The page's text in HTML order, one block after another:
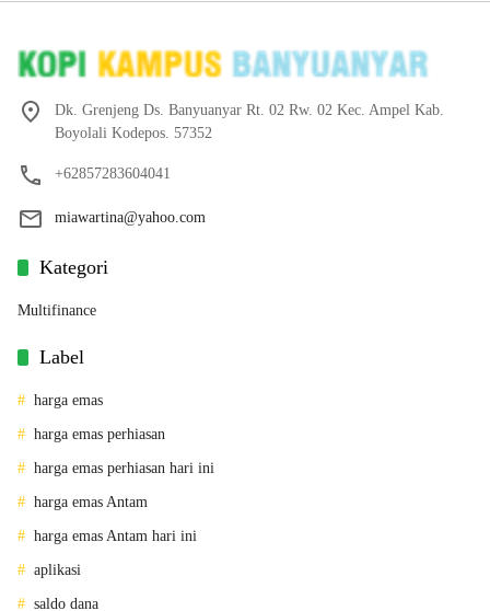
Dk. Grenjeng Ds. Banyuanyar Rt. 02 Rw. 02 Kec. Ampel Kab.
Boyolali Kodepos. 57352
+62857283604041
miawartina@yahoo.com
Kategori
Multifinance
Label
harga emas
harga emas perhiasan
harga emas perhiasan hari ini
harga emas Antam
harga emas Antam hari ini
aplikasi
saldo dana